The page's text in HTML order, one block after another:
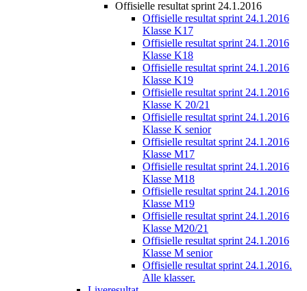
Offisielle resultat sprint 24.1.2016
Offisielle resultat sprint 24.1.2016
Klasse K17
Offisielle resultat sprint 24.1.2016
Klasse K18
Offisielle resultat sprint 24.1.2016
Klasse K19
Offisielle resultat sprint 24.1.2016
Klasse K 20/21
Offisielle resultat sprint 24.1.2016
Klasse K senior
Offisielle resultat sprint 24.1.2016
Klasse M17
Offisielle resultat sprint 24.1.2016
Klasse M18
Offisielle resultat sprint 24.1.2016
Klasse M19
Offisielle resultat sprint 24.1.2016
Klasse M20/21
Offisielle resultat sprint 24.1.2016
Klasse M senior
Offisielle resultat sprint 24.1.2016.
Alle klasser.